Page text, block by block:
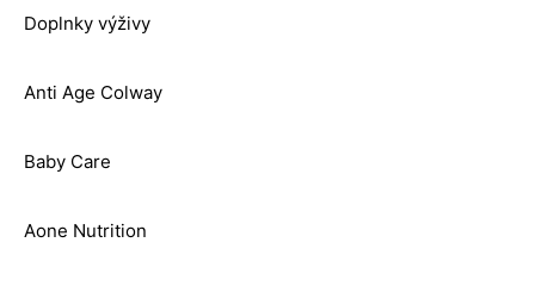
Doplnky výživy
Anti Age Colway
Baby Care
Aone Nutrition